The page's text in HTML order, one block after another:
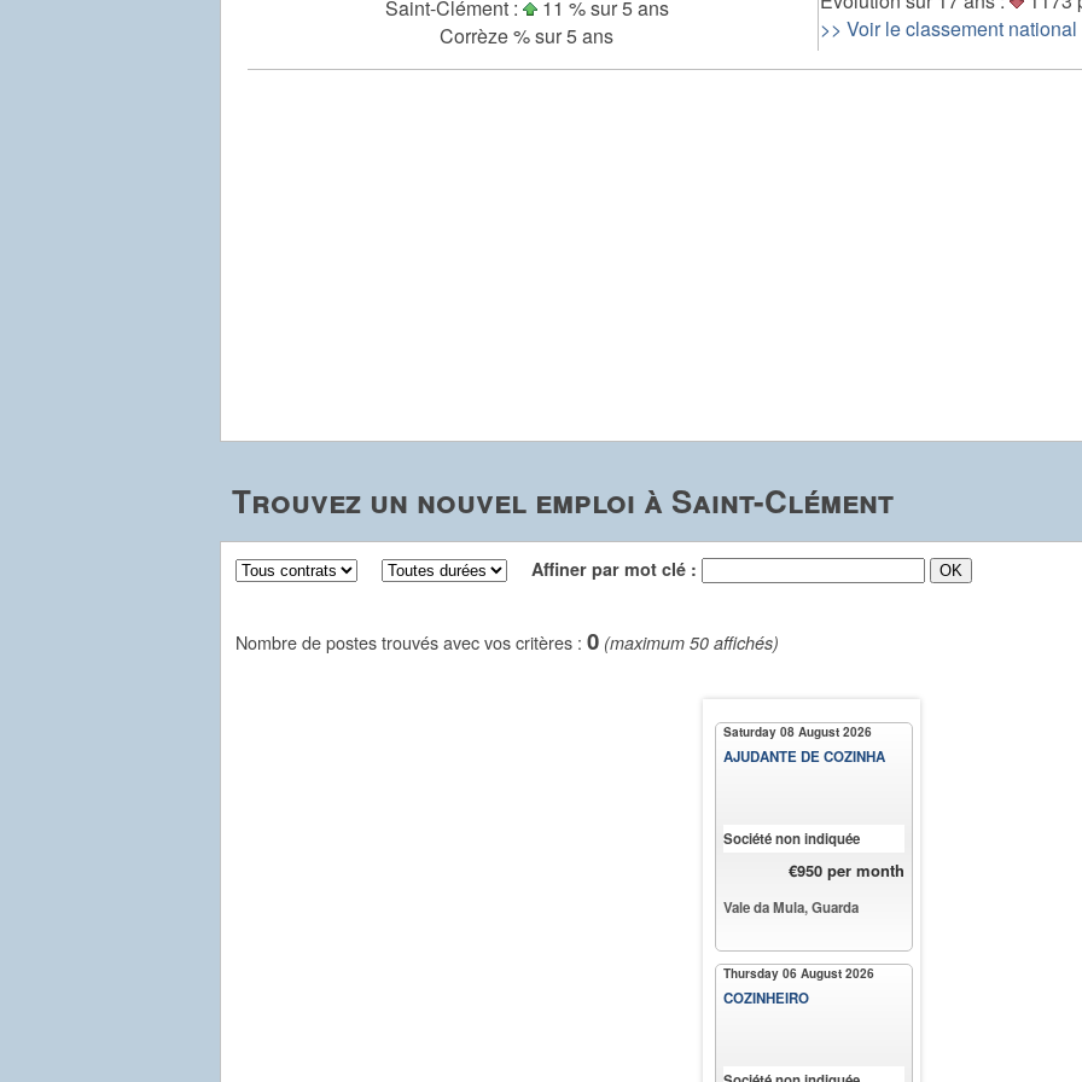
Saint-Clément :
11 % sur 5 ans
Corrèze % sur 5 ans
>> Voir le classement national
Trouvez un nouvel emploi à Saint-Clément
Affiner par mot clé :
Nombre de postes trouvés avec vos critères : 0 (maximum 50 affichés)
Saturday 08 August 2026
AJUDANTE DE COZINHA
Société non indiquée
€950 per month
Vale da Mula, Guarda
Thursday 06 August 2026
COZINHEIRO